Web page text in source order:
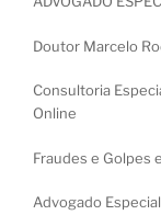
Doutor Marcelo
Consultoria
Online
Fraudes e Golpes
Advogado